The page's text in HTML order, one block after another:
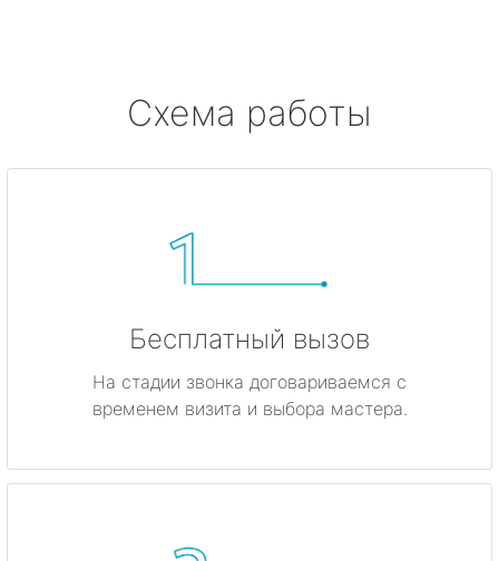
Схема работы
Бесплатный вызов
На стадии звонка договариваемся с
временем визита и выбора мастера.